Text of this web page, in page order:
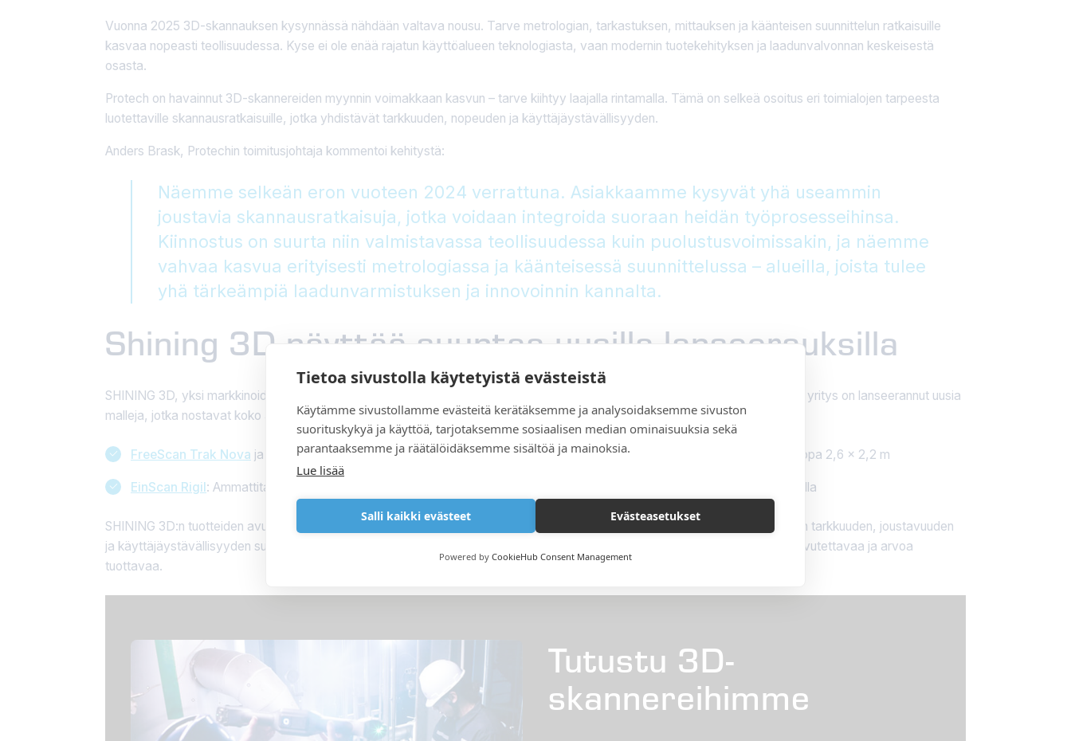
Tietoa sivustolla käytetyistä evästeistä
Käytämme sivustollamme evästeitä kerätäksemme ja analysoidaksemme sivuston
suorituskykyä ja käyttöä, tarjotaksemme sosiaalisen median ominaisuuksia sekä
parantaaksemme ja räätälöidäksemme sisältöä ja mainoksia.
Lue lisää
Salli kaikki evästeet Evästeasetukset
Powered by CookieHub Consent Management
Vuonna 2025 3D-skannauksen kysynnässä nähdään valtava nousu. Tarve metrologian, tarkastuksen, mittauksen ja käänteisen suunnittelun ratkaisuille
kasvaa nopeasti teollisuudessa. Kyse ei ole enää rajatun käyttöalueen teknologiasta, vaan modernin tuotekehityksen ja laadunvalvonnan keskeisestä
osasta.
Protech on havainnut 3D-skannereiden myynnin voimakkaan kasvun – tarve kiihtyy laajalla rintamalla. Tämä on selkeä osoitus eri toimialojen tarpeesta
luotettaville skannausratkaisuille, jotka yhdistävät tarkkuuden, nopeuden ja käyttäjäystävällisyyden.
Anders Brask, Protechin toimitusjohtaja kommentoi kehitystä:
Näemme selkeän eron vuoteen 2024 verrattuna. Asiakkaamme kysyvät yhä useammin
joustavia skannausratkaisuja, jotka voidaan integroida suoraan heidän työprosesseihinsa.
Kiinnostus on suurta niin valmistavassa teollisuudessa kuin puolustusvoimissakin, ja näemme
vahvaa kasvua erityisesti metrologiassa ja käänteisessä suunnittelussa – alueilla, joista tulee
yhä tärkeämpiä laadunvarmistuksen ja innovoinnin kannalta.
Shining 3D näyttää suuntaa uusilla lanseerauksilla
SHINING 3D, yksi markkinoiden johtavista toimijoista, jatkaa kehityksen edistämistä teollisilla 3D-skannereillaan. Vuonna 2025 yritys on lanseerannut uusia
malleja, jotka nostavat koko alan tasoa, muun muassa:
FreeScan Trak Nova ja FreeScan Trak ProW: Teolliset, monikäyttöiset 3D-skannausjärjestelmät, joisen näkökenttä on jopa 2,6 × 2,2 m
EinScan Rigil: Ammattitason 3D-skanneri langattomilla toiminnoilla sekä laseriin ja infrapunaan perustuvalla hybriditekniikalla
SHINING 3D:n tuotteiden avulla Protech tarjoaa ammattitasoisia ratkaisuja, jotka vastaavat teollisuuden kasvaviin vaatimuksiin tarkkuuden, joustavuuden
ja käyttäjäystävällisyyden suhteen. Samalla jatkamme alan edelläkävijänä tekemässä teknologiasta teollisuudelle helposti saavutettavaa ja arvoa
tuottavaa.
Tutustu 3D-
skannereihimme